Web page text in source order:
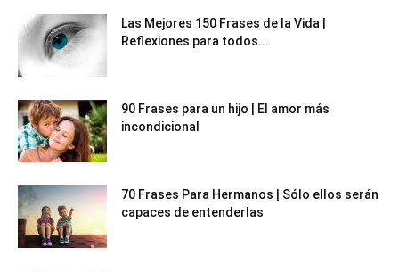
Las Mejores 150 Frases de la Vida |
Reflexiones para todos...
90 Frases para un hijo | El amor más
incondicional
70 Frases Para Hermanos | Sólo ellos serán
capaces de entenderlas